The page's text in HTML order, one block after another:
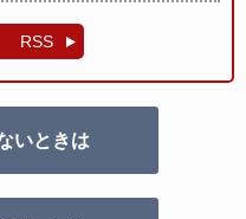
RSS
いときは